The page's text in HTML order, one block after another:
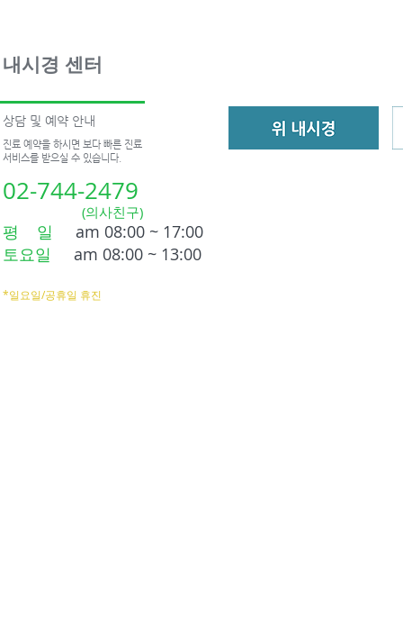
내시경 센터
상담 및 예약 안내
진료 예약을 하시면 보다 빠른 진료
서비스를 받으실 수 있습니다.
02-744-2479
(의사친구)
평 일 am 08:00 ~ 17:00
토요일 am 08:00 ~ 13:00
*일요일/공휴일 휴진